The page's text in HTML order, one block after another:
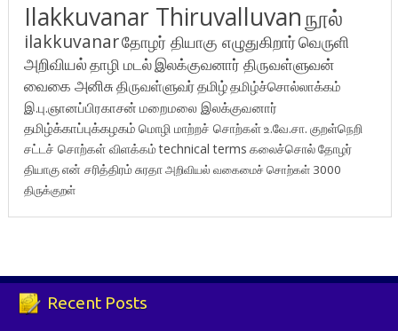
Ilakkuvanar Thiruvalluvanநூல்
ilakkuvanarதோழர் தியாகு எழுதுகிறார்வெருளி
அறிவியல்தாழி மடல்இலக்குவனார் திருவள்ளுவன்
வைகை அனிசுதிருவள்ளுவர்தமிழ்தமிழ்ச்சொல்லாக்கம்
இ.பு.ஞானப்பிரகாசன் மறைமலை இலக்குவனார்
தமிழ்க்காப்புக்கழகம் மொழி மாற்றச் சொற்கள்உ.வே.சா. குறள்நெறி
சட்டச் சொற்கள் விளக்கம்technical terms கலைச்சொல்தோழர்
தியாகுஎன் சரித்திரம்சுரதாஅறிவியல் வகைமைச் சொற்கள் 3000
திருக்குறள்
Recent Posts